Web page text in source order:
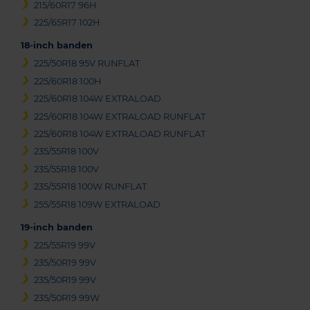
215/60R17 96H
225/65R17 102H
18-inch banden
225/50R18 95V RUNFLAT
225/60R18 100H
225/60R18 104W EXTRALOAD
225/60R18 104W EXTRALOAD RUNFLAT
225/60R18 104W EXTRALOAD RUNFLAT
235/55R18 100V
235/55R18 100V
235/55R18 100W RUNFLAT
255/55R18 109W EXTRALOAD
19-inch banden
225/55R19 99V
235/50R19 99V
235/50R19 99V
235/50R19 99W